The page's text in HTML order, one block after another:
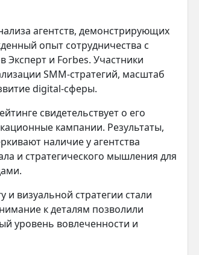
агентств, демонстрирующих
опыт сотрудничества с
и Forbes. Участники
SMM-стратегий, масштаб
digital-сферы.
свидетельствует о его
кампании. Результаты,
наличие у агентства
и стратегического мышления для
визуальной стратегии стали
к деталям позволили
уровень вовлеченности и